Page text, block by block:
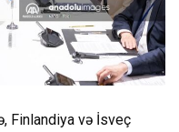
Finlandiya və İsveç